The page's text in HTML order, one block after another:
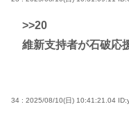
>>20
維新支持者が石破応
34 : 2025/08/10(日) 10:41:21.04